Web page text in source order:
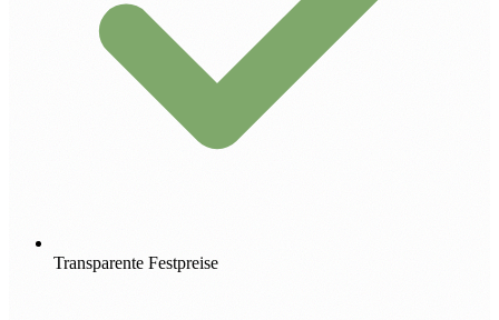
Transparente Festpreise